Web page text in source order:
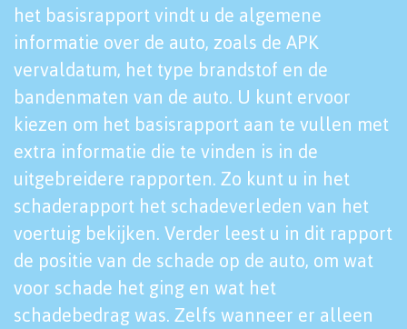
het basisrapport vindt u de algemene
informatie over de auto, zoals de APK
vervaldatum, het type brandstof en de
bandenmaten van de auto. U kunt ervoor
kiezen om het basisrapport aan te vullen met
extra informatie die te vinden is in de
uitgebreidere rapporten. Zo kunt u in het
schaderapport het schadeverleden van het
voertuig bekijken. Verder leest u in dit rapport
de positie van de schade op de auto, om wat
voor schade het ging en wat het
schadebedrag was. Zelfs wanneer er alleen